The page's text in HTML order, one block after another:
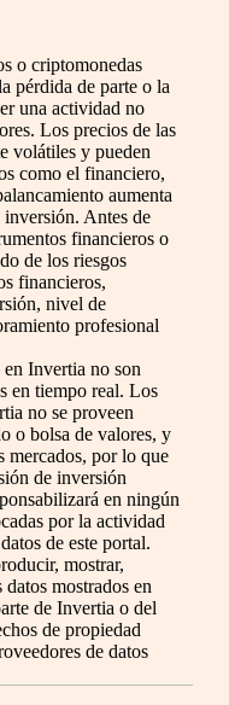
o criptomonedas
pérdida de parte o la
una actividad no
Los precios de las
volátiles y pueden
como el financiero,
aumenta
Antes de
financieros o
de los riesgos
financieros,
nivel de
profesional
Invertia no son
en tiempo real. Los
no se proveen
o bolsa de valores, y
mercados, por lo que
de inversión
en ningún
por la actividad
de este portal.
mostrar,
mostrados en
de Invertia o del
de propiedad
de datos